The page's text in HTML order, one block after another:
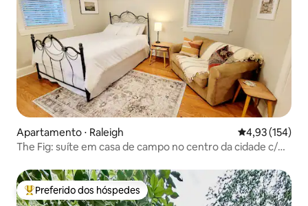
Apartamento ⋅ Raleigh 4,93 de uma
4,93 (154)
The Fig: suíte em casa de campo no centro da cidade c/
Entre os melhores preferidos dos hóspedes
Preferido dos hóspedes